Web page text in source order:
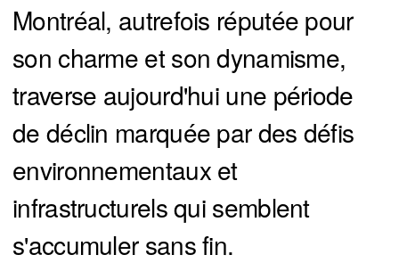
Montréal, autrefois réputée pour
son charme et son dynamisme,
traverse aujourd'hui une période
de déclin marquée par des défis
environnementaux et
infrastructurels qui semblent
s'accumuler sans fin.